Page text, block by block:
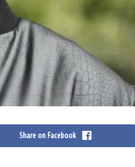
Share on Facebook